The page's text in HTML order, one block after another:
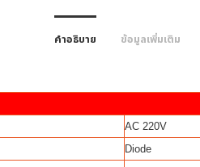
คำอธิบาย ข้อมูลเพิ่มเติม
AC 220V
Diode